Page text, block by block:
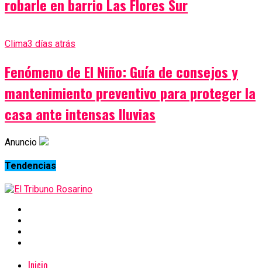
robarle en barrio Las Flores Sur
Clima3 días atrás
Fenómeno de El Niño: Guía de consejos y
mantenimiento preventivo para proteger la
casa ante intensas lluvias
Anuncio
Tendencias
Inicio